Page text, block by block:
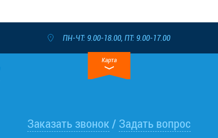
ПН-ЧТ: 9.00-18.00, ПТ: 9.00-17.00
Карта
Заказать звонок Задать вопрос